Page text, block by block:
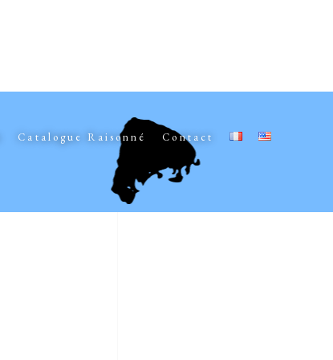
Catalogue Raisonné Contact